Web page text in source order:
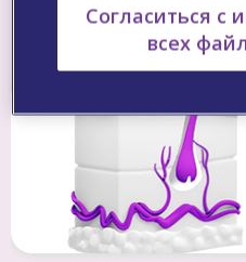
Рекомендуемые
Согласиться с
всех